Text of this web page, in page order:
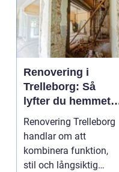
Renovering i
Trelleborg: Så
lyfter du hemmet
på ett smart sätt
Renovering Trelleborg
handlar om att
kombinera funktion,
stil och långsiktig